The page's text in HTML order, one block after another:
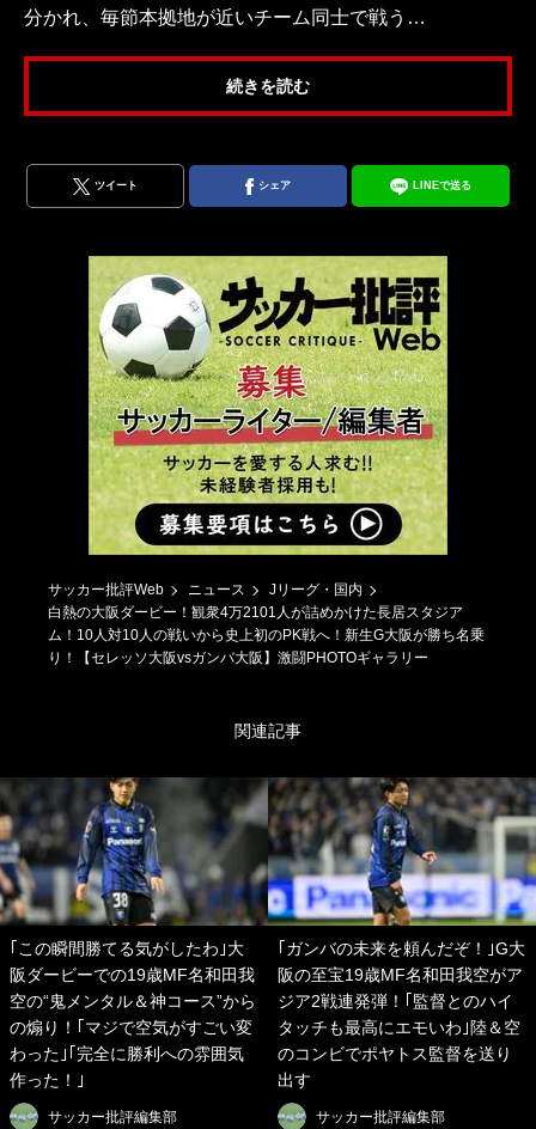
分かれ、毎節本拠地が近いチーム同士で戦う…
続きを読む
ツイート シェア LINEで送る
サッカー批評Web ニュース
Jリーグ・国内
白熱の大阪ダービー！観衆4万2101人が詰めかけた長居スタジア
ム！10人対10人の戦いから史上初のPK戦へ！新生G大阪が勝ち名乗
り！【セレッソ大阪vsガンバ大阪】激闘PHOTOギャラリー
関連記事
｢この瞬間勝てる気がしたわ｣大
阪ダービーでの19歳MF名和田我
空の“鬼メンタル＆神コース”から
の煽り！｢マジで空気がすごい変
わった｣｢完全に勝利への雰囲気
作った！｣
サッカー批評編集部
｢ガンバの未来を頼んだぞ！｣G大
阪の至宝19歳MF名和田我空がア
ジア2戦連発弾！｢監督とのハイ
タッチも最高にエモいわ｣陸＆空
のコンビでポヤトス監督を送り
出す
サッカー批評編集部